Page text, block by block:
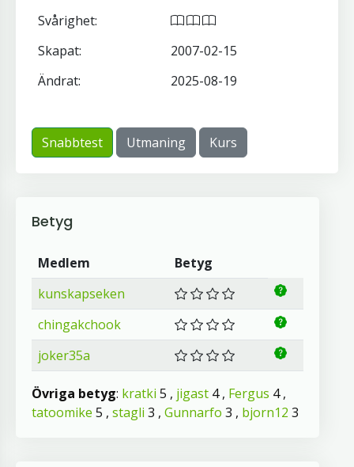
Svårighet:
Skapat:
2007-02-15
Ändrat:
2025-08-19
Snabbtest Utmaning Kurs
Betyg
Medlem
Betyg
kunskapseken
chingakchook
joker35a
Övriga betyg: kratki 5 , jigast 4 , Fergus 4 ,
tatoomike 5 , stagli 3 , Gunnarfo 3 , bjorn12 3